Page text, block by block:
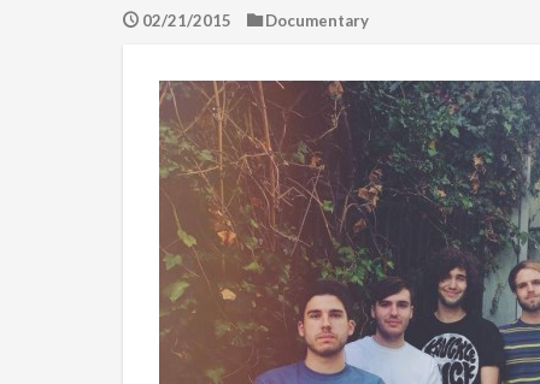
02/21/2015 Documentary